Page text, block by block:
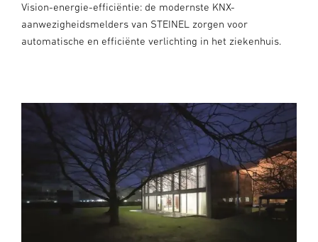
Vision-energie-efficiëntie: de modernste KNX-
aanwezigheidsmelders van STEINEL zorgen voor
automatische en efficiënte verlichting in het ziekenhuis.